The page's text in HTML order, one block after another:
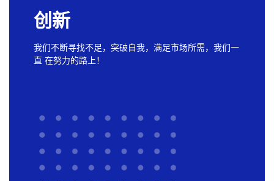
创新
我们不断寻找不足，突破自我，满足市场所需，我们一
直 在努力的路上！